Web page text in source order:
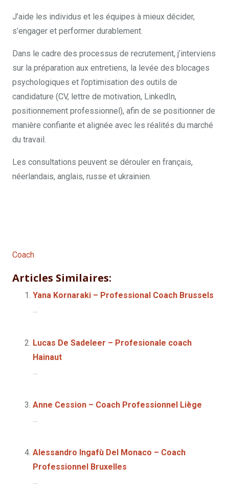
J’aide les individus et les équipes à mieux décider,
s’engager et performer durablement.
Dans le cadre des processus de recrutement, j’interviens
sur la préparation aux entretiens, la levée des blocages
psychologiques et l’optimisation des outils de
candidature (CV, lettre de motivation, LinkedIn,
positionnement professionnel), afin de se positionner de
manière confiante et alignée avec les réalités du marché
du travail.
Les consultations peuvent se dérouler en français,
néerlandais, anglais, russe et ukrainien.
Coach
Articles Similaires:
Yana Kornaraki – Professional Coach Brussels
...
Lucas De Sadeleer – Profesionale coach
Hainaut
...
Anne Cession – Coach Professionnel Liège
...
Alessandro Ingafù Del Monaco – Coach
Professionnel Bruxelles
...